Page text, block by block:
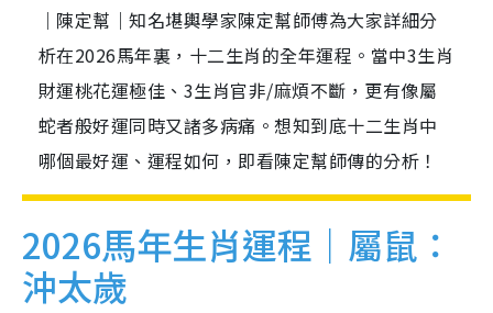
｜陳定幫｜知名堪輿學家陳定幫師傅為大家詳細分
析在2026馬年裏，十二生肖的全年運程。當中3生肖
財運桃花運極佳、3生肖官非/麻煩不斷，更有像屬
蛇者般好運同時又諸多病痛。想知到底十二生肖中
哪個最好運、運程如何，即看陳定幫師傳的分析！
2026馬年生肖運程｜屬鼠：
沖太歲